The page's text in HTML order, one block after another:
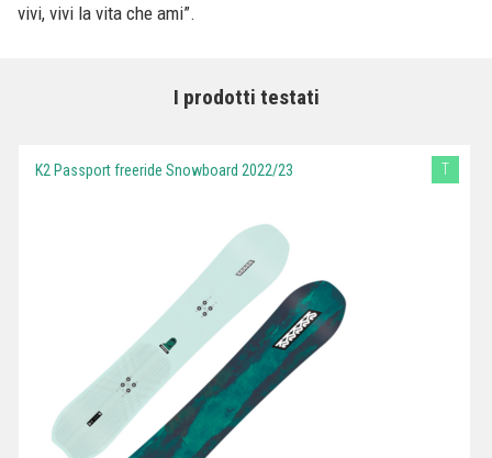
vivi, vivi la vita che ami”.
I prodotti testati
K2 Passport freeride Snowboard 2022/23 T